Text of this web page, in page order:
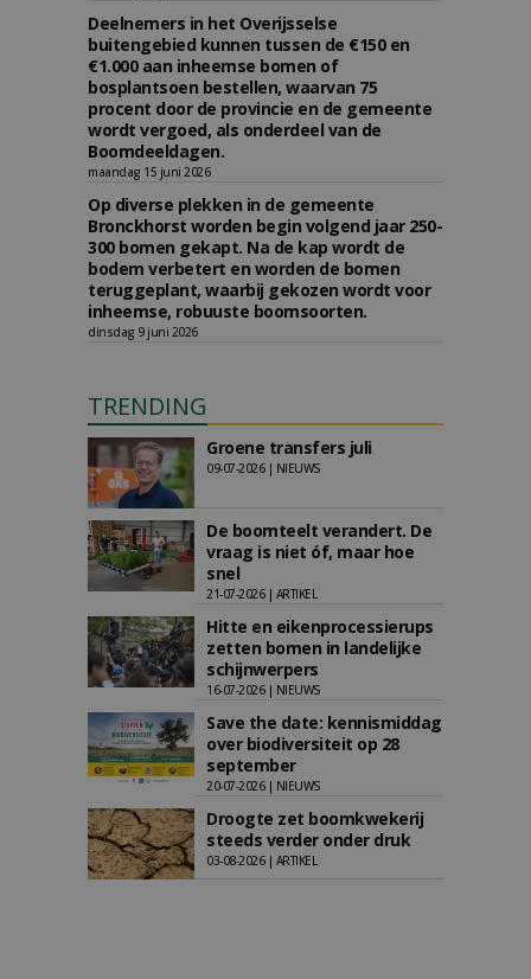
Deelnemers in het Overijsselse
buitengebied kunnen tussen de €150 en
€1.000 aan inheemse bomen of
bosplantsoen bestellen, waarvan 75
procent door de provincie en de gemeente
wordt vergoed, als onderdeel van de
Boomdeeldagen.
maandag 15 juni 2026
Op diverse plekken in de gemeente
Bronckhorst worden begin volgend jaar 250-
300 bomen gekapt. Na de kap wordt de
bodem verbetert en worden de bomen
teruggeplant, waarbij gekozen wordt voor
inheemse, robuuste boomsoorten.
dinsdag 9 juni 2026
TRENDING
Groene transfers juli
09-07-2026 | NIEUWS
De boomteelt verandert. De
vraag is niet óf, maar hoe
snel
21-07-2026 | ARTIKEL
Hitte en eikenprocessierups
zetten bomen in landelijke
schijnwerpers
16-07-2026 | NIEUWS
Save the date: kennismiddag
over biodiversiteit op 28
september
20-07-2026 | NIEUWS
Droogte zet boomkwekerij
steeds verder onder druk
03-08-2026 | ARTIKEL